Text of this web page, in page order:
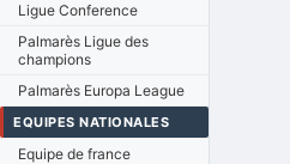
Ligue Conference
Palmarès Ligue des
champions
Palmarès Europa League
EQUIPES NATIONALES
Equipe de france